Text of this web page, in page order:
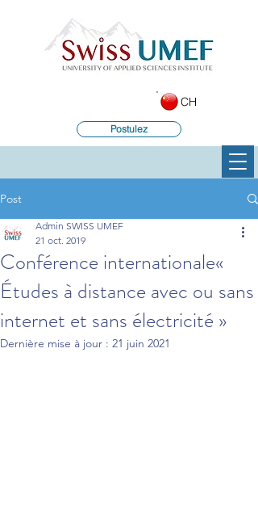
Postulez
CH
Post
Conférence internationale«
Études à distance avec ou sans
internet et sans électricité »
Admin SWISS UMEF
21 oct. 2019
Dernière mise à jour : 21 juin 2021